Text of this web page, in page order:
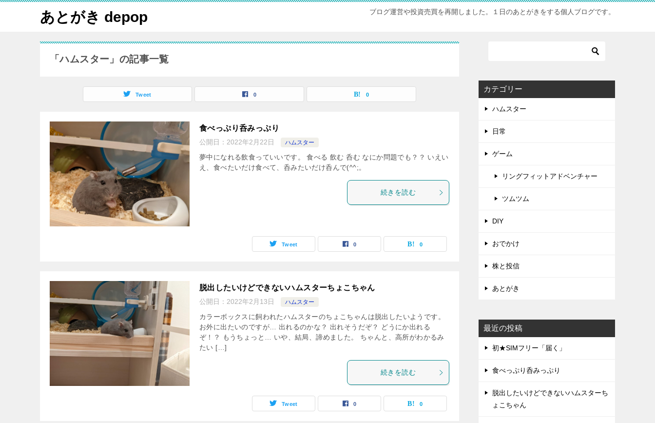
あとがき depop ブログ運営や投資売買を再開しました。１日のあとがきをする個人ブログです。
「ハムスター」の記事一覧
Tweet 0 0
食べっぷり呑みっぷり
公開日： 2022年2月22日 ハムスター
夢中になれる飲食っていいです。 食べる 飲む 呑む なにか問題でも？？ いえい
え、食べたいだけ食べて、呑みたいだけ呑んで(^^;。
続きを読む
Tweet 0 0
脱出したいけどできないハムスターちょこちゃん
公開日： 2022年2月13日 ハムスター
カラーボックスに飼われたハムスターのちょこちゃんは脱出したいようです。
お外に出たいのですが… 出れるのかな？ 出れそうだぞ？ どうにか出れる
ぞ！？ もうちょっと… いや、結局、諦めました。 ちゃんと、高所がわかるみ
たい […]
続きを読む
Tweet 0 0
カテゴリー
ハムスター
日常
ゲーム
リングフィットアドベンチャー
ツムツム
DIY
おでかけ
株と投信
あとがき
最近の投稿
初★SIMフリー「届く」
食べっぷり呑みっぷり
脱出したいけどできないハムスターち
ょこちゃん